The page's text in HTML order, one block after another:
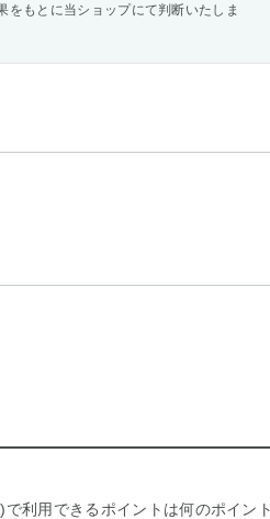
をもとに当ショップにて判断いたしま
利用できるポイントは何のポイン